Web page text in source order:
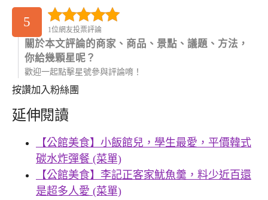
5
1位網友投票評論
關於本文評論的商家、商品、景點、議題、方法，
你給幾顆星呢？
歡迎一起點擊星號參與評論唷！
按讚加入粉絲團
延伸閱讀
【公館美食】小飯館兒，學生最愛，平價韓式
碳水炸彈餐 (菜單)
【公館美食】李記正客家魷魚羹，料少近百還
是超多人愛 (菜單)